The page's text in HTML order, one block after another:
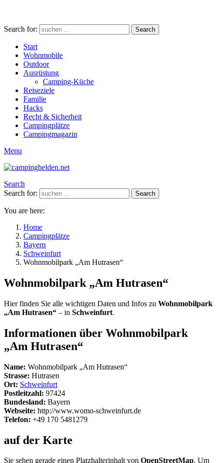
Search for: Search
Start
Wohnmobile
Outdoor
Ausrüstung
Camping-Küche
Reiseziele
Familie
Hacks
Recht & Sicherheit
Campingplätze
Campingmagazin
Menu
Search
Search for:
Search
You are here:
Home
Campingplätze
Bayern
Schweinfurt
Wohnmobilpark „Am Hutrasen“
Wohnmobilpark „Am Hutrasen“
Hier finden Sie alle wichtigen Daten und Infos zu Wohnmobilpark
„Am Hutrasen“ – in Schweinfurt.
Informationen über Wohnmobilpark
„Am Hutrasen“
Name: Wohnmobilpark „Am Hutrasen“
Strasse: Hutrasen
Ort: Schweinfurt
Postleitzahl: 97424
Bundesland: Bayern
Webseite: http://www.womo-schweinfurt.de
Telefon: +49 170 5481279
auf der Karte
Sie sehen gerade einen Platzhalterinhalt von OpenStreetMap. Um